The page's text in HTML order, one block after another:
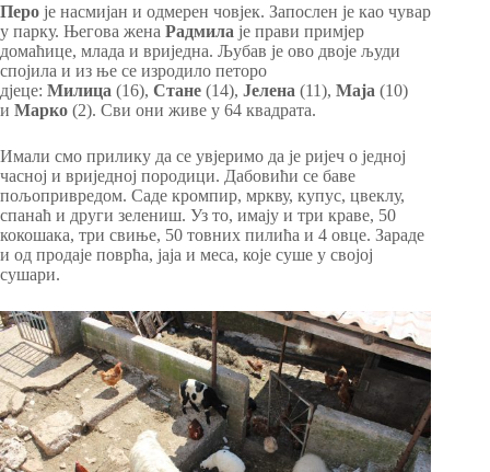
Перо је насмијан и одмерен човјек. Запослен је као чувар
у парку. Његова жена Радмила је прави примјер
домаћице, млада и вриједна. Љубав је ово двоје људи
спојила и из ње се изродило петоро
дјеце: Милица (16), Стане (14), Јелена (11), Маја (10)
и Марко (2). Сви они живе у 64 квадрата.
Имали смо прилику да се увјеримо да је ријеч о једној
часној и вриједној породици. Дабовићи се баве
пољопривредом. Саде кромпир, мркву, купус, цвеклу,
спанаћ и други зелениш. Уз то, имају и три краве, 50
кокошака, три свиње, 50 товних пилића и 4 овце. Зараде
и од продаје поврћа, јаја и меса, које суше у својој
сушари.